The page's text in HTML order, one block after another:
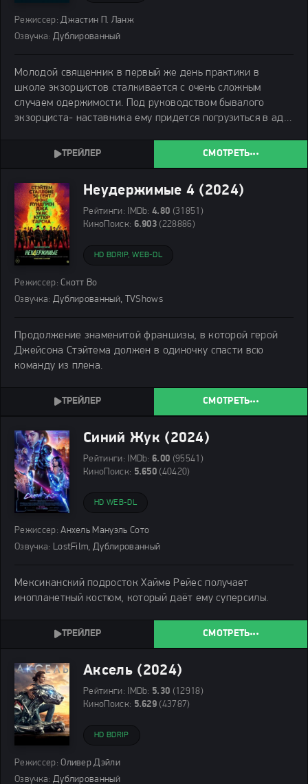
Режиссер: Джастин П. Ланж
Озвучка: Дублированный
Молодой священник в первый же день практики в
школе экзорцистов сталкивается с очень сложным
случаем одержимости. Под руководством бывалого
экзорциста- наставника ему придется погрузиться в ад
разобраться, почему одержимость распространяется как
СМОТРЕТЬ
Неудержимые 4 (2024)
Рейтинги: IMDb:4.80 (31851)
КиноПоиск: 6.903 (228886)
HD BDRIP, WEB-DL
Режиссер: Скотт Во
Озвучка: Дублированный, TVShows
Продолжение знаменитой франшизы, в которой герой
Джейсона Стэйтема должен в одиночку спасти всю
команду из плена.
СМОТРЕТЬ
Синий Жук (2024)
Рейтинги: IMDb:6.00 (95541)
КиноПоиск: 5.650 (40420)
HD WEB-DL
Режиссер: Анхель Мануэль Сото
Озвучка: LostFilm, Дублированный
Мексиканский подросток Хайме Рейес получает
инопланетный костюм, который даёт ему суперсилы.
СМОТРЕТЬ
Аксель (2024)
Рейтинги: IMDb: 5.30 (12918)
КиноПоиск: 5.629 (43787)
HD BDRIP
Режиссер: Оливер Дэйли
Озвучка: Дублированный